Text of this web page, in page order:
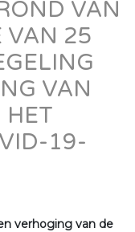
VAN
VAN 25
VAN
HET
19-
verhoging van de